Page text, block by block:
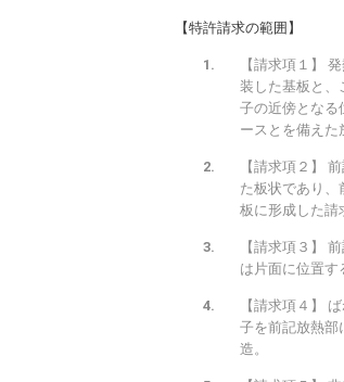
【特許請求の範囲】
【請求項１】
装した基板と、
子の近傍となる
ースとを備えた
【請求項２】
た板状であり、
板に形成した請
【請求項３】
は片面に位置す
【請求項４】
子を前記放熱部
造。